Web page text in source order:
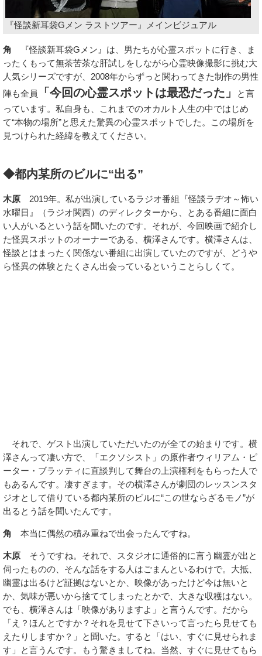
『怪談新耳袋Gメン ラストツアー』メインビジュアル
角
『怪談新耳袋Gメン』は、男たちが心霊スポットに行き、ま
ったくもって無茶苦茶な肝試しをしながら心霊映像撮影に挑む大
人気シリーズですが、2008年からずっと関わってきた制作の男性
陣も全員
「今回の心霊スポットは最恐だった」
と言
っています。私自身も、これまでのオカルト人生の中ではじめ
て“本物の場所”と思えた驚異の心霊スポットでした。この場所を
見つけられた経緯を教えてください。
◆都内某所のビルに“出る”
木原 2019年。私が出演しているラジオ番組『怪談ラヂオ～怖い
水曜日』（ラジオ関西）のディレクターから、とある番組に面白
い人がいるという話を聞いたのです。それが、今回映画で紹介し
た怪異スポットのオーナーである、横澤さんです。横澤さんは、
怪談とはまったく関係ない番組に出演していたのですが、どうや
ら怪異の体験とたくさん出会っているということらしくて。
それで、ゲスト出演していただいたのが全ての始まりです。横
澤さんって凄い方で、「エクソシスト」の原作者ウィリアム・ピ
ーター・ブラッティに直談判して舞台の上演権利をもらった人で
もあるんです。凄すぎます。その横澤さんが劇団のレッスンスタ
ジオとして借りている都内某所のビルに“この世ならざるモノ”が
出るとう話を聞いたんです。
角 本当に偶然の積み重ねで出会ったんですね。
木原 そうですね。それで、スタジオに通俗的に言う幽霊が出と
伺ったものの、そんな話をする人はごまんといるわけで。大抵、
幽霊は出るけど証拠はないとか、映像があったけど今は無いと
か、気味が悪いから捨ててしまったとかで、大きな収穫はない。
でも、横澤さんは「映像がありますよ」と言うんです。だから
「え？ほんとですか？それを見せて下さいって言ったら見せても
えたりしますか？」と聞いた。すると「はい、すぐに見せられま
す」と言うんです。もう驚きましてね。当然、すぐに見せてもら